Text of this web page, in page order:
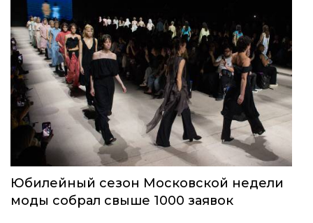
Юбилейный сезон Московской недели
моды собрал свыше 1000 заявок